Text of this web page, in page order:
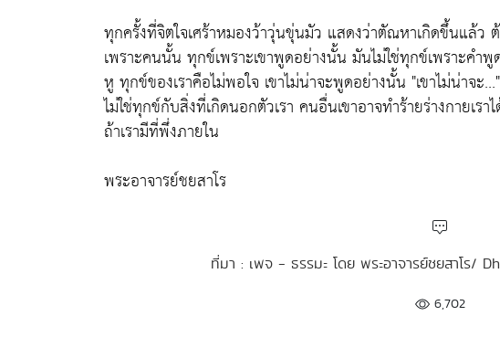
ทุกครั้งที่จิตใจเศร้าหมองว้าวุ่นขุ่นมัว แสดงว่าตัณหาเกิดขึ้นแล้
เพราะคนนั้น ทุกข์เพราะเขาพูดอย่างนั้น มันไม่ใช่ทุกข์เพราะคำ
หู ทุกข์ของเราคือไม่พอใจ เขาไม่น่าจะพูดอย่างนั้น "เขาไม่น่าจะ
ไม่ใช่ทุกข์กับสิ่งที่เกิดนอกตัวเรา คนอื่นเขาอาจทำร้ายร่างกายเรา
ถ้าเรามีที่พึ่งภายใน
พระอาจารย์ชยสาโร
ที่มา : เพจ - ธรรมะ โดย พระอาจารย์ชยสาโร/
6,702